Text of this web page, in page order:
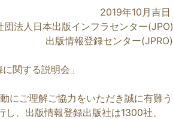
月吉日
フラセンター(JPO)
ター(JPRO)
る説明会」
にご理解ご協力をいただき誠に有難う
、出版情報登録出版社は1300社、